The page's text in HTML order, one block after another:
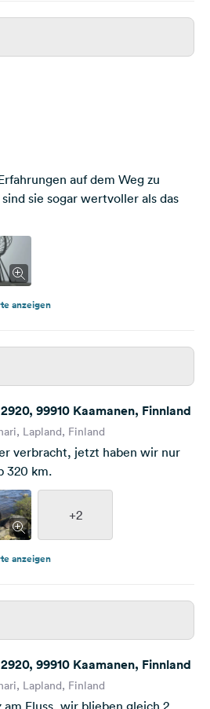
auf dem Weg zu
sie sogar wertvoller als das
anzeigen
99910 Kaamanen, Finnland
Lapland, Finland
verbracht, jetzt haben wir nur
320 km.
+2
anzeigen
99910 Kaamanen, Finnland
Lapland, Finland
Fluss, wir blieben gleich 2